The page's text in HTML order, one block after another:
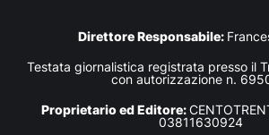
Direttore Responsabile:
Testata giornalistica registrata presso il
con autorizzazione n.
Proprietario ed Editore:
03811630924